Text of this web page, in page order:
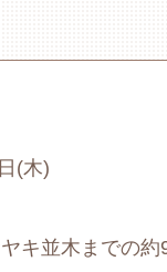
(木)
キ並木までの約